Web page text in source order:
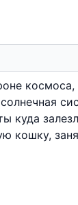
космоса,
куда
кошку,